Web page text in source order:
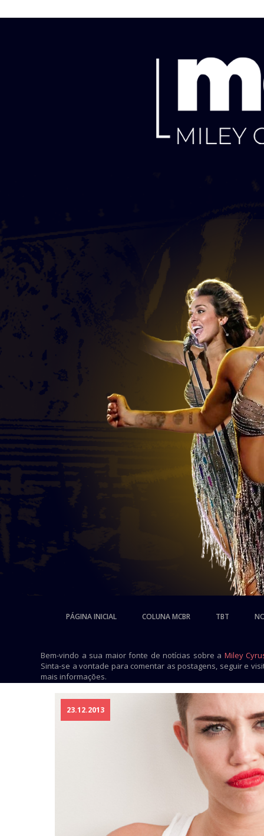
PÁGINA INICIAL COLUNA MCBR TBT
Bem-vindo a sua maior fonte de notícias sobre a Miley
Sinta-se a vontade para comentar as postagens, seguir e
mais informações.
23.12.2013